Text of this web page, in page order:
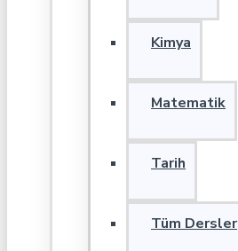
Kimya
Matematik
Tarih
Tüm Dersler